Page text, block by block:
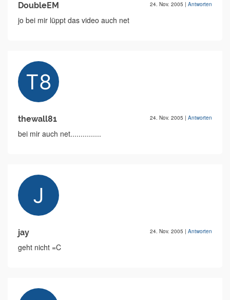
DoubleEM 24. Nov. 2005 | Antworten
jo bei mir lüppt das video auch net
thewall81 24. Nov. 2005 | Antworten
bei mir auch net...............
jay 24. Nov. 2005 | Antworten
geht nicht =C